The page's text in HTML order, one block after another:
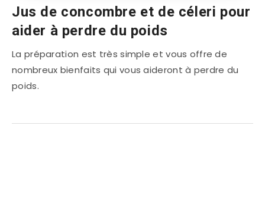
Jus de concombre et de céleri pour
aider à perdre du poids
La préparation est très simple et vous offre de
nombreux bienfaits qui vous aideront à perdre du
poids.